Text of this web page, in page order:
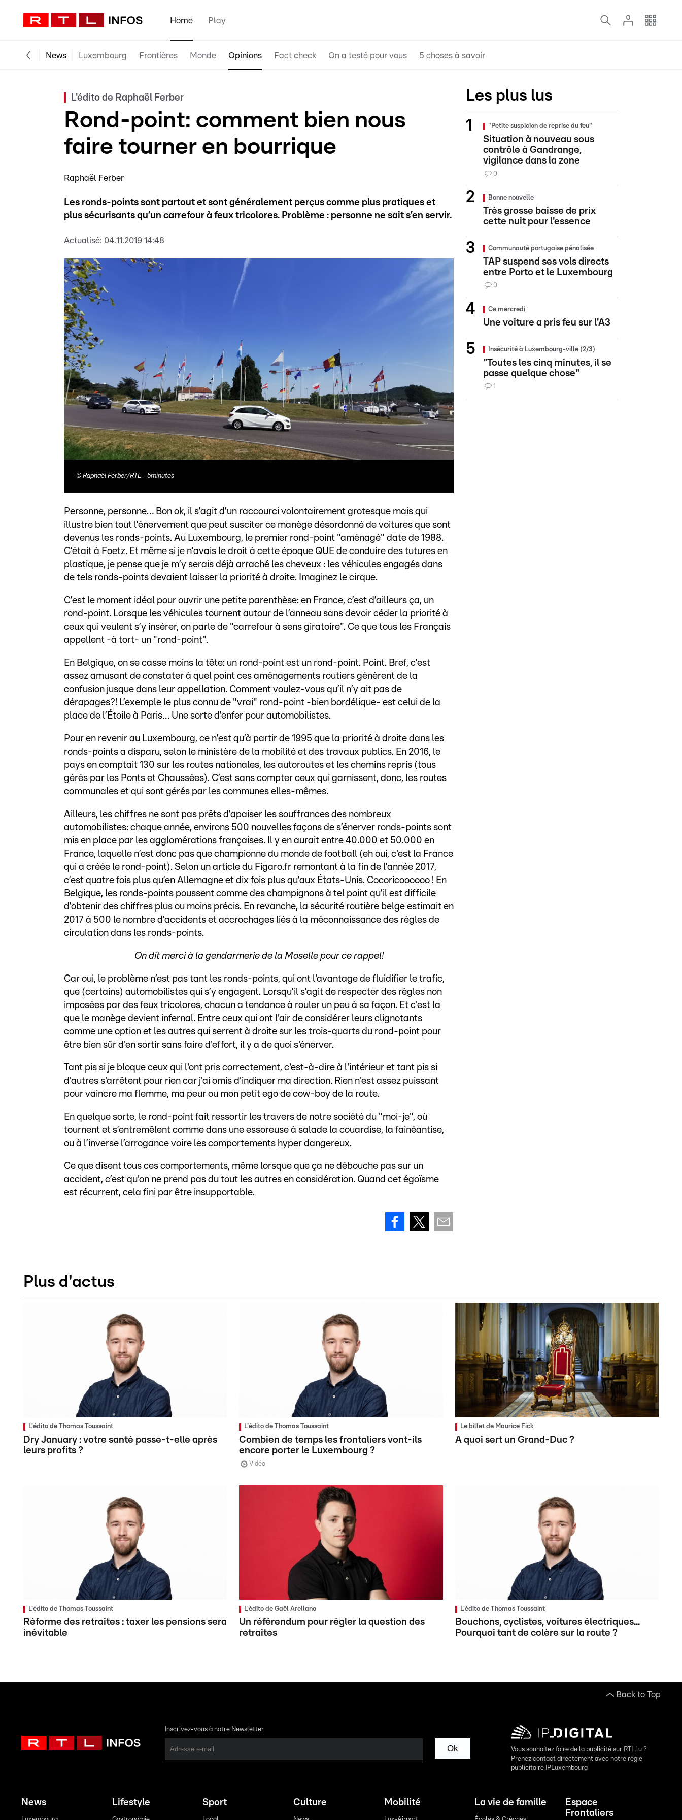
Home Play
News Luxembourg Frontières Monde Opinions Fact check On a testé pour vous 5 choses à savoir
L'édito de Raphaël Ferber
Rond-point: comment bien nous
faire tourner en bourrique
Raphaël Ferber
Les ronds-points sont partout et sont généralement perçus comme plus pratiques et
plus sécurisants qu’un carrefour à feux tricolores. Problème : personne ne sait s’en servir.
Actualisé: 04.11.2019 14:48
© Raphaël Ferber/RTL - 5minutes
Personne, personne… Bon ok, il s’agit d’un raccourci volontairement grotesque mais qui
illustre bien tout l’énervement que peut susciter ce manège désordonné de voitures que sont
devenus les ronds-points. Au Luxembourg, le premier rond-point "aménagé" date de 1988.
C’était à Foetz. Et même si je n’avais le droit à cette époque QUE de conduire des tutures en
plastique, je pense que je m’y serais déjà arraché les cheveux : les véhicules engagés dans
de tels ronds-points devaient laisser la priorité à droite. Imaginez le cirque.
C’est le moment idéal pour ouvrir une petite parenthèse: en France, c’est d’ailleurs ça, un
rond-point. Lorsque les véhicules tournent autour de l’anneau sans devoir céder la priorité à
ceux qui veulent s’y insérer, on parle de "carrefour à sens giratoire". Ce que tous les Français
appellent -à tort- un "rond-point".
En Belgique, on se casse moins la tête: un rond-point est un rond-point. Point. Bref, c’est
assez amusant de constater à quel point ces aménagements routiers génèrent de la
confusion jusque dans leur appellation. Comment voulez-vous qu’il n’y ait pas de
dérapages?! L’exemple le plus connu de "vrai" rond-point -bien bordélique- est celui de la
place de l’Étoile à Paris… Une sorte d’enfer pour automobilistes.
Pour en revenir au Luxembourg, ce n’est qu’à partir de 1995 que la priorité à droite dans les
ronds-points a disparu, selon le ministère de la mobilité et des travaux publics. En 2016, le
pays en comptait 130 sur les routes nationales, les autoroutes et les chemins repris (tous
gérés par les Ponts et Chaussées). C’est sans compter ceux qui garnissent, donc, les routes
communales et qui sont gérés par les communes elles-mêmes.
Ailleurs, les chiffres ne sont pas prêts d’apaiser les souffrances des nombreux
automobilistes: chaque année, environs 500 nouvelles façons de s’énerverronds-points sont
mis en place par les agglomérations françaises. Il y en aurait entre 40.000 et 50.000 en
France, laquelle n’est donc pas que championne du monde de football (eh oui, c'est la France
qui a créée le rond-point). Selon un article du Figaro.fr remontant à la fin de l’année 2017,
c’est quatre fois plus qu’en Allemagne et dix fois plus qu’aux États-Unis. Cocoricoooooo ! En
Belgique, les ronds-points poussent comme des champignons à tel point qu’il est difficile
d’obtenir des chiffres plus ou moins précis. En revanche, la sécurité routière belge estimait en
2017 à 500 le nombre d’accidents et accrochages liés à la méconnaissance des règles de
circulation dans les ronds-points.
On dit merci à la gendarmerie de la Moselle pour ce rappel!
Car oui, le problème n’est pas tant les ronds-points, qui ont l'avantage de fluidifier le trafic,
que (certains) automobilistes qui s’y engagent. Lorsqu’il s’agit de respecter des règles non
imposées par des feux tricolores, chacun a tendance à rouler un peu à sa façon. Et c'est la
que le manège devient infernal. Entre ceux qui ont l'air de considérer leurs clignotants
comme une option et les autres qui serrent à droite sur les trois-quarts du rond-point pour
être bien sûr d'en sortir sans faire d'effort, il y a de quoi s'énerver.
Tant pis si je bloque ceux qui l'ont pris correctement, c'est-à-dire à l'intérieur et tant pis si
d'autres s'arrêtent pour rien car j'ai omis d'indiquer ma direction. Rien n'est assez puissant
pour vaincre ma flemme, ma peur ou mon petit ego de cow-boy de la route.
En quelque sorte, le rond-point fait ressortir les travers de notre société du "moi-je", où
tournent et s’entremêlent comme dans une essoreuse à salade la couardise, la fainéantise,
ou à l’inverse l’arrogance voire les comportements hyper dangereux.
Ce que disent tous ces comportements, même lorsque que ça ne débouche pas sur un
accident, c’est qu'on ne prend pas du tout les autres en considération. Quand cet égoïsme
est récurrent, cela fini par être insupportable.
Les plus lus
"Petite suspicion de reprise du feu"
Situation à nouveau sous
contrôle à Gandrange,
vigilance dans la zone
0
Bonne nouvelle
Très grosse baisse de prix
cette nuit pour l'essence
Communauté portugaise pénalisée
TAP suspend ses vols directs
entre Porto et le Luxembourg
0
Ce mercredi
Une voiture a pris feu sur l'A3
Insécurité à Luxembourg-ville (2/3)
"Toutes les cinq minutes, il se
passe quelque chose"
1
Plus d'actus
L'édito de Thomas Toussaint
Dry January : votre santé passe-t-elle après
leurs profits ?
L'édito de Thomas Toussaint
Combien de temps les frontaliers vont-ils
encore porter le Luxembourg ?
Vidéo
Le billet de Maurice Fick
A quoi sert un Grand-Duc ?
L'édito de Thomas Toussaint
Réforme des retraites : taxer les pensions sera
inévitable
L'édito de Gaël Arellano
Un référendum pour régler la question des
retraites
L'édito de Thomas Toussaint
Bouchons, cyclistes, voitures électriques...
Pourquoi tant de colère sur la route ?
Back to Top
Inscrivez-vous à notre Newsletter
Ok
Vous souhaitez faire de la publicité sur RTL.lu ?
Prenez contact directement avec notre régie
publicitaire IPLuxembourg
News Lifestyle Sport Culture Mobilité La vie de famille
Espace
Frontaliers